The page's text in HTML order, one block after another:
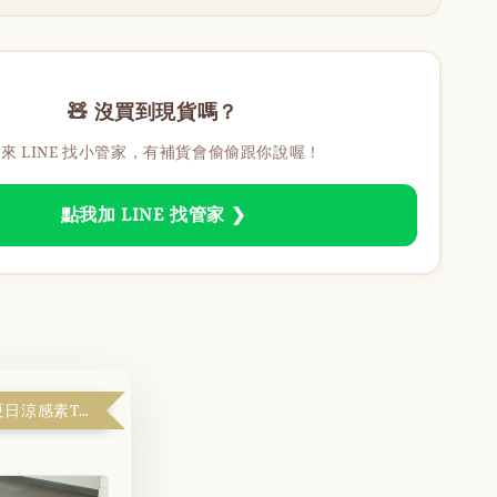
🧸 沒買到現貨嗎？
LINE 找小管家，有補貨會偷偷跟你說喔！
點我加 LINE 找管家 ❯
天啊！$99夏日涼感素T『滿$1999解鎖』